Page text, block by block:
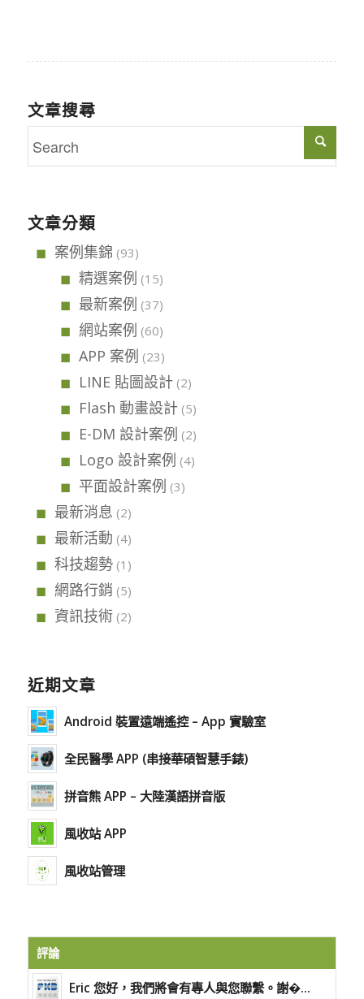
文章搜尋
文章分類
案例集錦 (93)
精選案例 (15)
最新案例 (37)
網站案例 (60)
APP 案例 (23)
LINE 貼圖設計(2)
Flash 動畫設計(5)
E-DM 設計案例 (2)
Logo 設計案例 (4)
平面設計案例 (3)
最新消息 (2)
最新活動 (4)
科技趨勢(1)
網路行銷 (5)
資訊技術(2)
近期文章
Android 裝置遠端遙控 – App 實驗室
全民醫學 APP (串接華碩智慧手錶)
拼音熊 APP – 大陸漢語拼音版
風收站 APP
風收站管理
評論
Eric 您好，我們將會有專人與您聯繫。謝�...